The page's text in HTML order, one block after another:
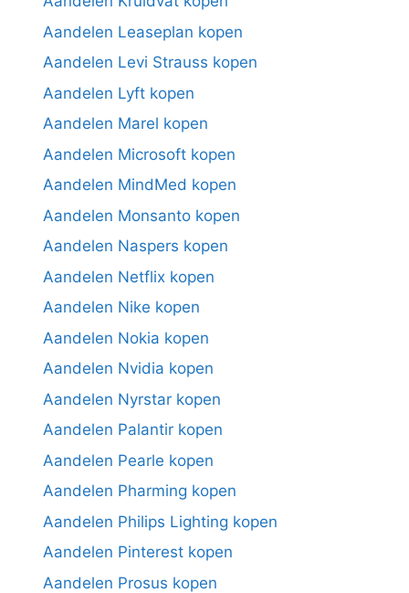
Aandelen Leaseplan kopen
Aandelen Levi Strauss kopen
Aandelen Lyft kopen
Aandelen Marel kopen
Aandelen Microsoft kopen
Aandelen MindMed kopen
Aandelen Monsanto kopen
Aandelen Naspers kopen
Aandelen Netflix kopen
Aandelen Nike kopen
Aandelen Nokia kopen
Aandelen Nvidia kopen
Aandelen Nyrstar kopen
Aandelen Palantir kopen
Aandelen Pearle kopen
Aandelen Pharming kopen
Aandelen Philips Lighting kopen
Aandelen Pinterest kopen
Aandelen Prosus kopen